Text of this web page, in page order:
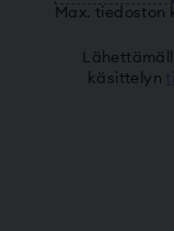
Max. tiedoston
käsittelyn